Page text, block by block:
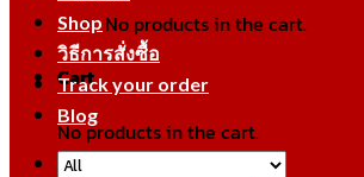
No products in the cart.
Cart
No products in the cart.
Shop
วิธีการสั่งซื้อ
Track your order
Blog